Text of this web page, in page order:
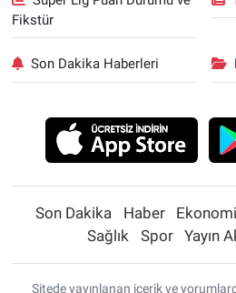
Fikstür
Son Dakika Haberleri
Son Dakika Haber Ekonomi
Sağlık
Spor Yayın
Sitede yayınlanan içerik ve